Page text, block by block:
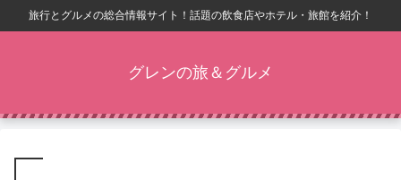
旅行とグルメの総合情報サイト！話題の飲食店やホテル・旅館を紹介！
グレンの旅＆グルメ